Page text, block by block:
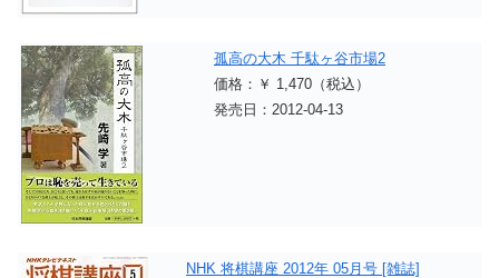
孤高の大木 千駄ヶ谷市場2
価格：￥ 1,470（税込）
発売日：2012-04-13
NHK 将棋講座 2012年 05月号 [雑誌]